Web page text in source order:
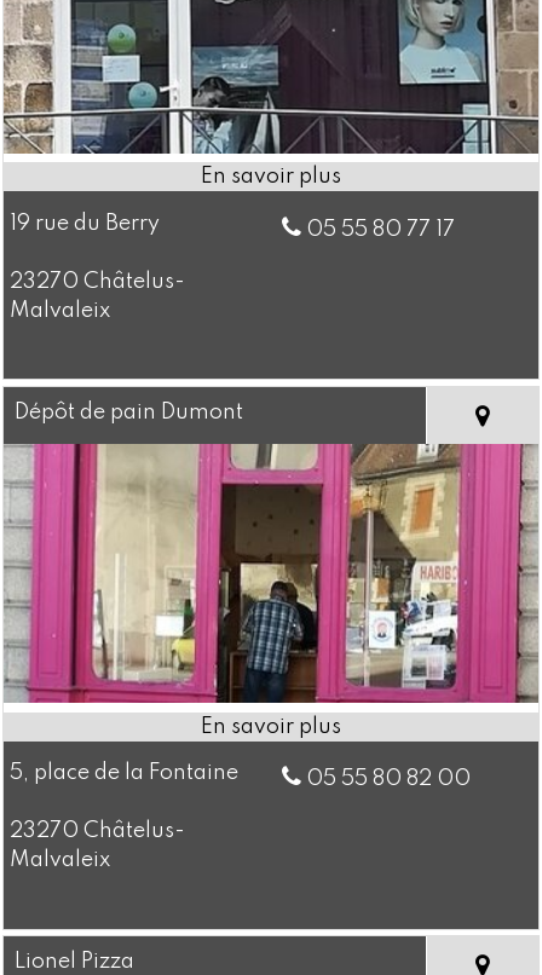
19 rue du Berry
23270 Châtelus-
Malvaleix
05 55 80 77 17
Dépôt de pain Dumont
5, place de la Fontaine
23270 Châtelus-
Malvaleix
05 55 80 82 00
Lionel Pizza